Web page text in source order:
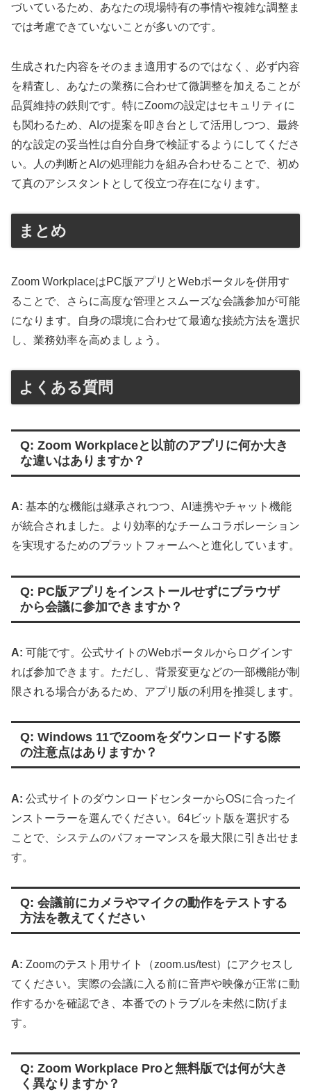
づいているため、あなたの現場特有の事情や複雑な調整ま
では考慮できていないことが多いのです。
生成された内容をそのまま適用するのではなく、必ず内容
を精査し、あなたの業務に合わせて微調整を加えることが
品質維持の鉄則です。特にZoomの設定はセキュリティに
も関わるため、AIの提案を叩き台として活用しつつ、最終
的な設定の妥当性は自分自身で検証するようにしてくださ
い。人の判断とAIの処理能力を組み合わせることで、初め
て真のアシスタントとして役立つ存在になります。
まとめ
Zoom WorkplaceはPC版アプリとWebポータルを併用す
ることで、さらに高度な管理とスムーズな会議参加が可能
になります。自身の環境に合わせて最適な接続方法を選択
し、業務効率を高めましょう。
よくある質問
Q: Zoom Workplaceと以前のアプリに何か大き
な違いはありますか？
A: 基本的な機能は継承されつつ、AI連携やチャット機能
が統合されました。より効率的なチームコラボレーション
を実現するためのプラットフォームへと進化しています。
Q: PC版アプリをインストールせずにブラウザ
から会議に参加できますか？
A: 可能です。公式サイトのWebポータルからログインす
れば参加できます。ただし、背景変更などの一部機能が制
限される場合があるため、アプリ版の利用を推奨します。
Q: Windows 11でZoomをダウンロードする際
の注意点はありますか？
A: 公式サイトのダウンロードセンターからOSに合ったイ
ンストーラーを選んでください。64ビット版を選択する
ことで、システムのパフォーマンスを最大限に引き出せま
す。
Q: 会議前にカメラやマイクの動作をテストする
方法を教えてください
A: Zoomのテスト用サイト（zoom.us/test）にアクセスし
てください。実際の会議に入る前に音声や映像が正常に動
作するかを確認でき、本番でのトラブルを未然に防げま
す。
Q: Zoom Workplace Proと無料版では何が大き
く異なりますか？